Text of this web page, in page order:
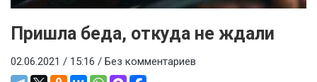
Пришла беда, откуда не ждали
02.06.2021 / 15:16 / Без комментариев